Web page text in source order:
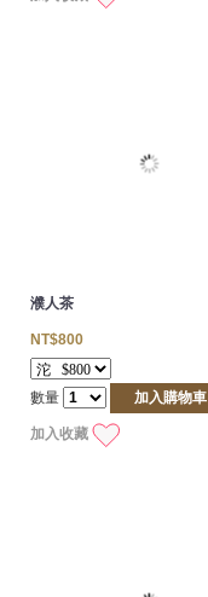
濮人茶
NT$800
數量 加入購物車
加入收藏